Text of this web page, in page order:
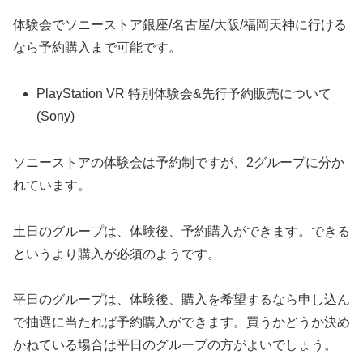
体験会でソニーストア銀座/名古屋/大阪/福岡天神に行ける
なら予約購入まで可能です。
PlayStation VR 特別体験会&先行予約販売について
(Sony)
ソニーストアの体験会は予約制ですが、2グループに分か
れています。
土日のグループは、体験後、予約購入ができます。できる
というより購入が必須のようです。
平日のグループは、体験後、購入を希望するなら申し込ん
で抽選に当たれば予約購入ができます。買うかどうか決め
かねている場合は平日のグループの方がよいでしょう。